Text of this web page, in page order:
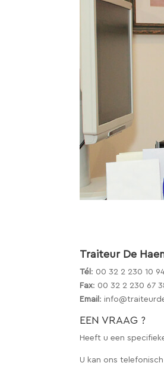
Traiteur De
Tél : 00 32 2 230 10
Fax: 00 32 2 230 67
Email :
EEN VRAAG ?
Heeft u een
U kan ons